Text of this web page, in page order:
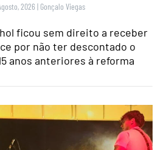
2026 | Gonçalo Viegas
ficou sem direito a receber
por não ter descontado o
anos anteriores à reforma